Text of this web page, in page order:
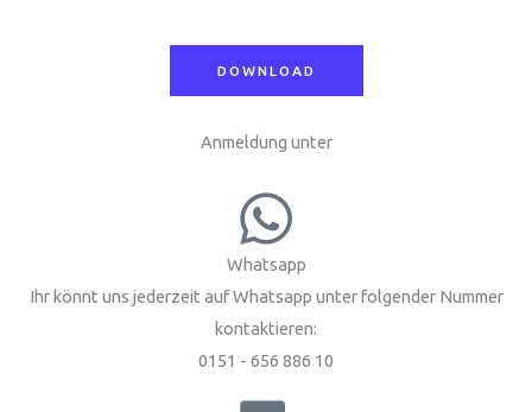
DOWNLOAD
Anmeldung unter
Whatsapp
Ihr könnt uns jederzeit auf Whatsapp unter folgender Nummer
kontaktieren:
0151 - 656 886 10